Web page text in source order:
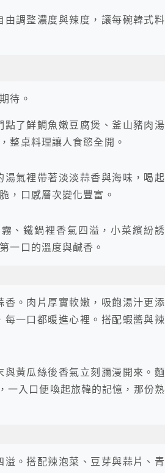
調整濃度與辣度，讓每碗韓式料
待。
了鮮鯛魚嫩豆腐煲、釜山豬肉湯
整桌料理讓人食慾全開。
氣裡帶著淡淡蒜香與海味，喝起
，口感層次變化豐富。
、鐵鍋裡香氣四溢，小菜繽紛誘
一口的溫度與鹹香。
。肉片厚實軟嫩，吸飽湯汁更添
一口都暖進心裡。搭配蝦醬與辣
黃瓜絲後香氣立刻瀰漫開來。麵
一入口便喚起旅韓的記憶，那份熟
。搭配辣泡菜、豆芽與蒜片、青